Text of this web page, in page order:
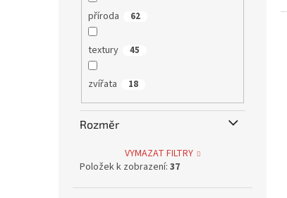
příroda 62
textury 45
zvířata 18
Rozměr
VYMAZAT FILTRY
Položek k zobrazení: 37